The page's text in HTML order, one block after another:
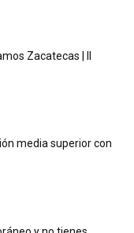
Zacatecas | II
media superior con